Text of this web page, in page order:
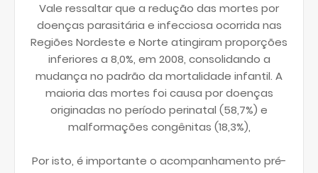
Vale ressaltar que a redução das mortes por
doenças parasitária e infecciosa ocorrida nas
Regiões Nordeste e Norte atingiram proporções
inferiores a 8,0%, em 2008, consolidando a
mudança no padrão da mortalidade infantil. A
maioria das mortes foi causa por doenças
originadas no período perinatal (58,7%) e
malformações congênitas (18,3%),
Por isto, é importante o acompanhamento pré-